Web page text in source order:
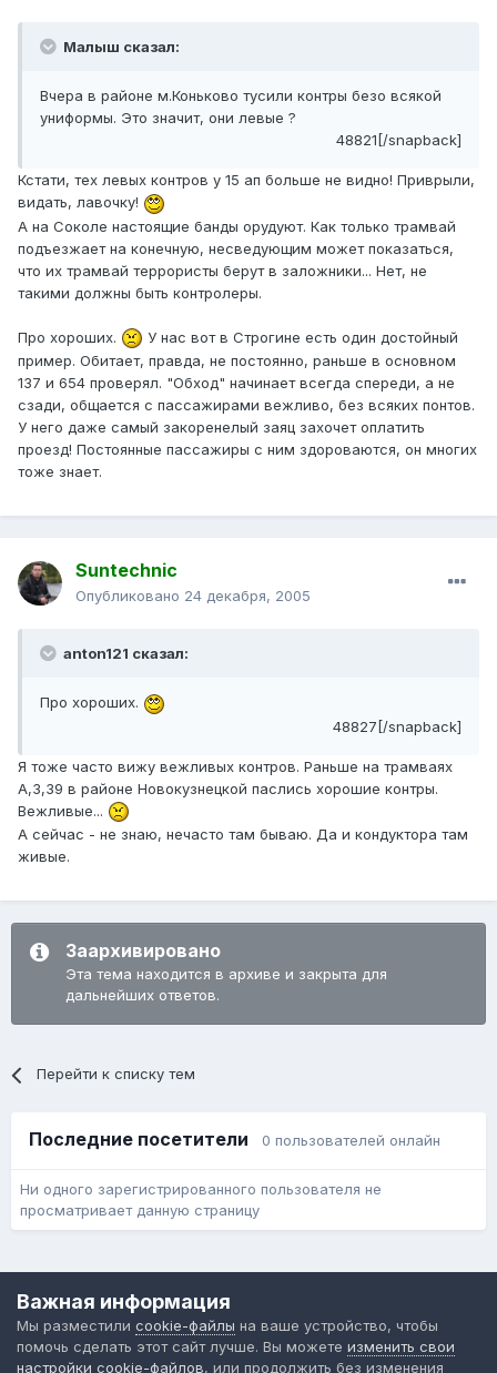
Малыш сказал:
Вчера в районе м.Коньково тусили контры безо всякой
униформы. Это значит, они левые ?
48821[/snapback]
Кстати, тех левых контров у 15 ап больше не видно! Приврыли,
видать, лавочку!
А на Соколе настоящие банды орудуют. Как только трамвай
подъезжает на конечную, несведующим может показаться,
что их трамвай террористы берут в заложники... Нет, не
такими должны быть контролеры.
Про хороших.
У нас вот в Строгине есть один достойный
пример. Обитает, правда, не постоянно, раньше в основном
137 и 654 проверял. "Обход" начинает всегда спереди, а не
сзади, общается с пассажирами вежливо, без всяких понтов.
У него даже самый закоренелый заяц захочет оплатить
проезд! Постоянные пассажиры с ним здороваются, он многих
тоже знает.
Suntechnic
Опубликовано 24 декабря, 2005
anton121 сказал:
Про хороших.
48827[/snapback]
Я тоже часто вижу вежливых контров. Раньше на трамваях
А,3,39 в районе Новокузнецкой паслись хорошие контры.
Вежливые...
А сейчас - не знаю, нечасто там бываю. Да и кондуктора там
живые.
Заархивировано
Эта тема находится в архиве и закрыта для
дальнейших ответов.
Перейти к списку тем
Последние посетители 0 пользователей онлайн
Ни одного зарегистрированного пользователя не
просматривает данную страницу
Форум общественного транспорта
Powered by Invision Community
Важная информация
Мы разместили cookie-файлы на ваше устройство, чтобы
помочь сделать этот сайт лучше. Вы можете изменить свои
настройки cookie-файлов, или продолжить без изменения